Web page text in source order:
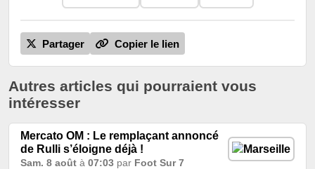
Partager Copier le lien
Autres articles qui pourraient vous
intéresser
Mercato OM : Le remplaçant annoncé
de Rulli s’éloigne déjà !
Sam. 8 août à 07:03 par Foot Sur 7